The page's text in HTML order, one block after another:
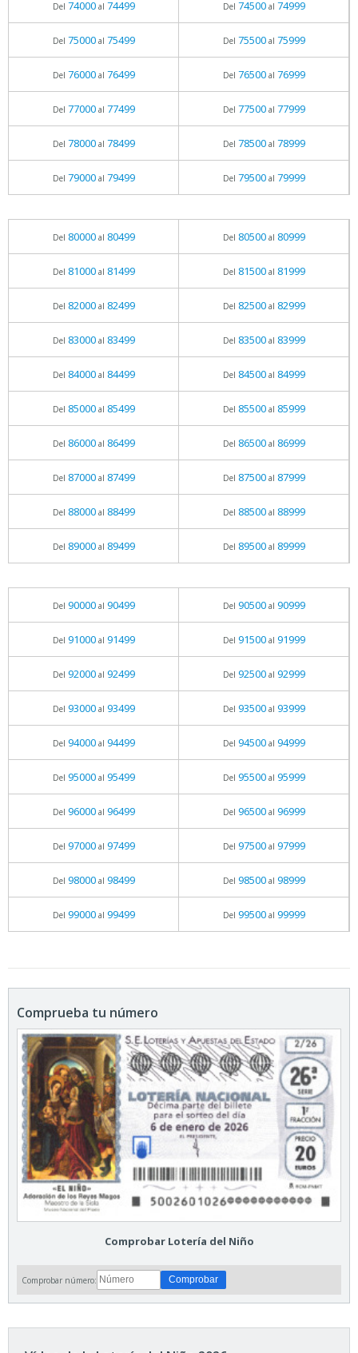
Del 74000al 74499 Del 74500al 74999
Del 75000al 75499 Del 75500al 75999
Del 76000al 76499 Del 76500al 76999
Del 77000al 77499 Del 77500al 77999
Del 78000al 78499 Del 78500al 78999
Del 79000al 79499 Del 79500al 79999
Del 80000al 80499 Del 80500al 80999
Del 81000al 81499 Del 81500al 81999
Del 82000al 82499 Del 82500al 82999
Del 83000al 83499 Del 83500al 83999
Del 84000al 84499 Del 84500al 84999
Del 85000al 85499 Del 85500al 85999
Del 86000al 86499 Del 86500al 86999
Del 87000al 87499 Del 87500al 87999
Del 88000al 88499 Del 88500al 88999
Del 89000al 89499 Del 89500al 89999
Del 90000al 90499 Del 90500al 90999
Del 91000al 91499 Del 91500al 91999
Del 92000al 92499 Del 92500al 92999
Del 93000al 93499 Del 93500al 93999
Del 94000al 94499 Del 94500al 94999
Del 95000al 95499 Del 95500al 95999
Del 96000al 96499 Del 96500al 96999
Del 97000al 97499 Del 97500al 97999
Del 98000al 98499 Del 98500al 98999
Del 99000al 99499 Del 99500al 99999
Comprueba tu número
Comprobar Lotería del Niño
Comprobar número: